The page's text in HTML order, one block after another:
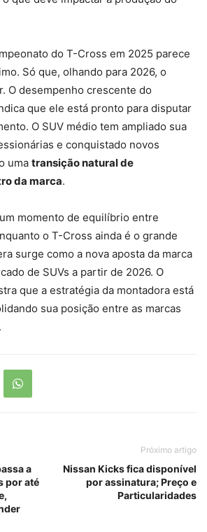
do T-Cross em 2025 parece
Só que, olhando para 2026, o
O desempenho crescente do
que ele está pronto para disputar
O SUV médio tem ampliado sua
e conquistado novos
uma transição natural de
da marca.
momento de equilíbrio entre
o T-Cross ainda é o grande
surge como a nova aposta da marca
de SUVs a partir de 2026. O
que a estratégia da montadora está
sua posição entre as marcas
a
por até
Próximo artigo
Nissan Kicks fica disponível
por assinatura; Preço e
Particularidades